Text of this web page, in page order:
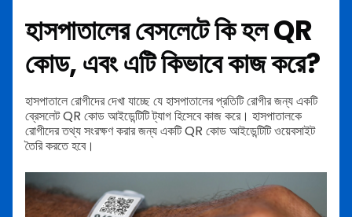
হাসপাতালের বেসলেটে কি হল QR
কোড, এবং এটি কিভাবে কাজ করে?
হাসপাতালে রোগীদের দেখা যাচ্ছে যে হাসপাতালের প্রতিটি রোগীর জন্য একটি
ব্রেসলেট QR কোড আইডেন্টিটি ট্যাগ হিসেবে কাজ করে। হাসপাতালকে
রোগীদের তথ্য সংরক্ষণ করার জন্য একটি QR কোড আইডেন্টিটি ওয়েবসাইট
তৈরি করতে হবে।